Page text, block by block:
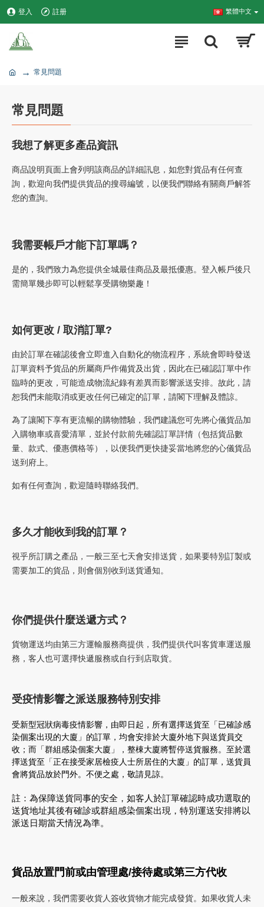
登入 註册 繁體中文
常見問題
常見問題
我想了解更多產品資訊
商品說明頁面上會列明該商品的詳細訊息，如您對貨品有任何查
詢，歡迎向我們提供貨品的搜尋編號，以便我們聯絡有關商戶解答
您的查詢。
我需要帳戶才能下訂單嗎？
是的 ， 我們致力為您提供全城最佳商品及最抵優惠。登入帳戶後只
需簡單幾步即可以輕鬆享受購物樂趣！
如何更改 / 取消訂單?
由於訂單在確認後會立即進入自動化的物流程序，系統會即時發送
訂單資料予貨品的所屬商戶作備貨及出貨，因此在已確認訂單中作
臨時的更改，可能造成物流紀錄有差異而影響派送安排。故此，請
恕我們未能取消或更改任何已確定的訂單，請閣下理解及體諒。
為了讓閣下享有更流暢的購物體驗，我們建議您可先將心儀貨品加
入購物車或喜愛清單，並於付款前先確認訂單詳情（包括貨品數
量、款式、優惠價格等），以便我們更快捷妥當地將您的心儀貨品
送到府上。
如有任何查詢，歡迎隨時聯絡我們。
多久才能收到我的訂單？
視乎所訂購之產品 ， 一般三至七天會安排送貨 ，如果要特別訂製或
需要加工的貨品 ，則會個別收到送貨通知。
你們提供什麼送遞方式？
貨物運送均由第三方運輸服務商提供 ，我們提供代叫客貨車運送服
務 ，客人也可選擇快遞服務或自行到店取貨。
受疫情影響之派送服務特別安排
受新型冠狀病毒疫情影響，由即日起，所有選擇送貨至「已確診感
染個案出現的大廈」的訂單， 均會安排於大廈外地下與送貨員交
收；而「群組感染個案大廈」，整棟大廈將暫停送貨服務。至於選
擇送貨至「正在接受家居檢疫人士所居住的大廈」的訂單，送貨員
會將貨品放於門外。不便之處，敬請見諒。
註：為保障送貨同事的安全，如客人於訂單確認時成功選取的
送貨地址其後有確診或群組感染個案出現，特別運送安排將以
派送日期當天情況為準。
貨品放置門前或由管理處/接待處或第三方代收
一般來說，我們需要收貨人簽收貨物才能完成發貨。如果收貨人未